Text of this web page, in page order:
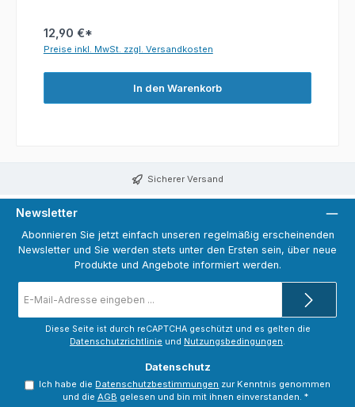
12,90 €*
Preise inkl. MwSt. zzgl. Versandkosten
In den Warenkorb
Sicherer Versand
Newsletter
Abonnieren Sie jetzt einfach unseren regelmäßig erscheinenden
Newsletter und Sie werden stets unter den Ersten sein, über neue
Produkte und Angebote informiert werden.
Mail-
Adresse
Diese Seite ist durch reCAPTCHA geschützt und es gelten die
Datenschutzrichtlinie und Nutzungsbedingungen.
Datenschutz
Ich habe die Datenschutzbestimmungen zur Kenntnis genommen
und die AGB gelesen und bin mit ihnen einverstanden. *